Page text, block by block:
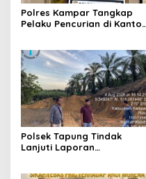
Polres Kampar Tangkap
Pelaku Pencurian di Kantor
Polsek Tapung Tindak
Lanjuti Laporan